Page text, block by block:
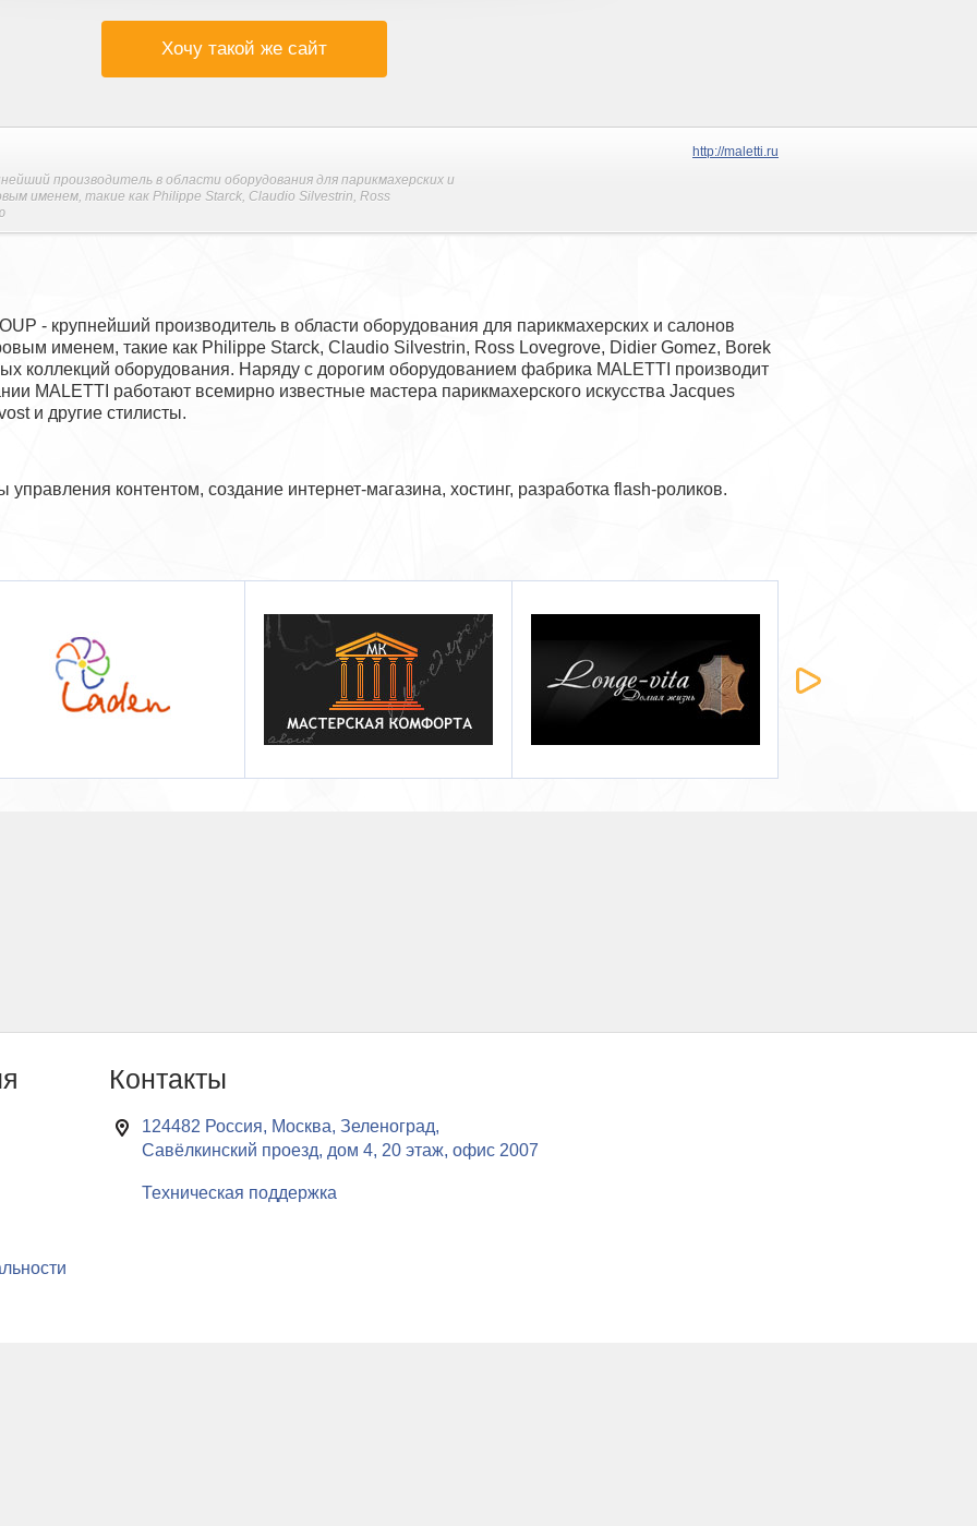
Хочу такой же сайт
производитель в области оборудования для парикмахерских и
именем, такие как Philippe Starck, Claudio Silvestrin, Ross
http://maletti.ru
- крупнейший производитель в области оборудования для парикмахерских и салонов
именем, такие как Philippe Starck, Claudio Silvestrin, Ross Lovegrove, Didier Gomez, Borek
коллекций оборудования. Наряду с дорогим оборудованием фабрика MALETTI производит
MALETTI работают всемирно известные мастера парикмахерского искусства Jacques
и другие стилисты.
контентом, создание интернет-магазина, хостинг, разработка flash-роликов.
Контакты
124482 Россия, Москва, Зеленоград,
Савёлкинский проезд, дом 4, 20 этаж, офис 2007
Техническая поддержка